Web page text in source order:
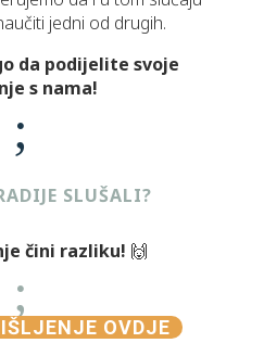
jedni od drugih.
da podijelite svoje
s nama!
;
SLUŠALI?
čini razliku! 🙌
;
OVDJE